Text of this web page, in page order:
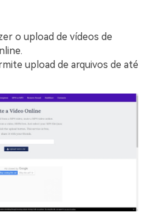
o upload de vídeos de
upload de arquivos de até